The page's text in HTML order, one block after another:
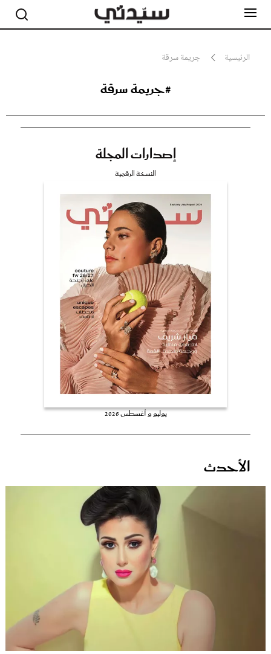
الرئيسية جريمة سرقة
#جريمة سرقة
إصدارات المجلة
النسخة الرقمية
يوليو و أغسطس 2026
الأحدث
جمال
صحة ورشاقة
عروس سيدتي
غلاف رفمي